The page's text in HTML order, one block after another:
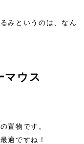
みというのは、なん
ウス
置物です。
適ですね！